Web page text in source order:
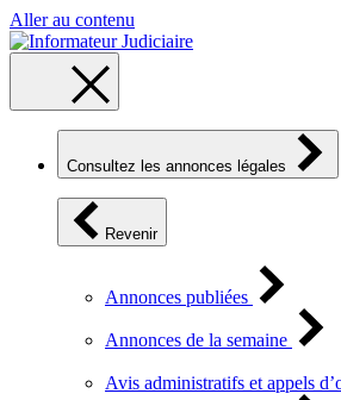
Aller au contenu
Consultez les annonces légales
Revenir
Annonces publiées
Annonces de la semaine
Avis administratifs et appels